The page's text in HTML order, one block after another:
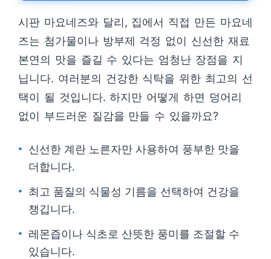
시판 마요네즈와 달리, 집에서 직접 만든 마요네
즈는 첨가물이나 방부제 걱정 없이 신선한 재료
본연의 맛을 즐길 수 있다는 엄청난 장점을 지
닙니다. 여러분의 건강한 식탁을 위한 최고의 선
택이 될 것입니다. 하지만 어떻게 하면 덩어리
없이 부드러운 질감을 만들 수 있을까요?
신선한 계란 노른자만 사용하여 풍부한 맛을
더합니다.
최고 품질의 식물성 기름을 선택하여 건강을
챙깁니다.
레몬즙이나 식초로 산뜻한 풍미를 조절할 수
있습니다.